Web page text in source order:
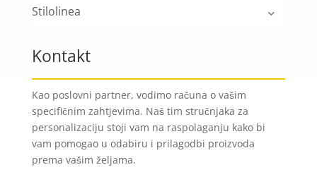
Stilolinea
Kontakt
Kao poslovni partner, vodimo računa o vašim
specifičnim zahtjevima. Naš tim stručnjaka za
personalizaciju stoji vam na raspolaganju kako bi
vam pomogao u odabiru i prilagodbi proizvoda
prema vašim željama.